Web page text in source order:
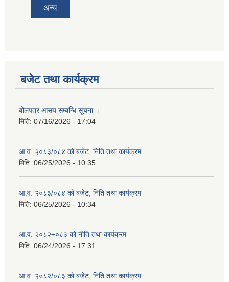
अन्य
बजेट तथा कार्यक्रम
बोलपत्र आसय सम्बन्धि सूचना ।
मिति: 07/16/2026 - 17:04
आ.व. २०८३/०८४ को बजेट, निति तथा कार्यक्रम
मिति: 06/25/2026 - 10:35
आ.व. २०८३/०८४ को बजेट, निति तथा कार्यक्रम
मिति: 06/25/2026 - 10:34
आ.व. २०८२÷०८३ को नीति तथा कार्यक्रम
मिति: 06/24/2026 - 17:31
आ.व. २०८२/०८३ को बजेट, निति तथा कार्यक्रम